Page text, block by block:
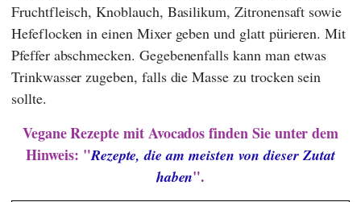
Fruchtfleisch, Knoblauch, Basilikum, Zitronensaft sowie
Hefeflocken in einen Mixer geben und glatt pürieren. Mit
Pfeffer abschmecken. Gegebenenfalls kann man etwas
Trinkwasser zugeben, falls die Masse zu trocken sein
sollte.
Vegane Rezepte mit Avocados finden Sie unter dem
Hinweis: "Rezepte, die am meisten von dieser Zutat
haben".